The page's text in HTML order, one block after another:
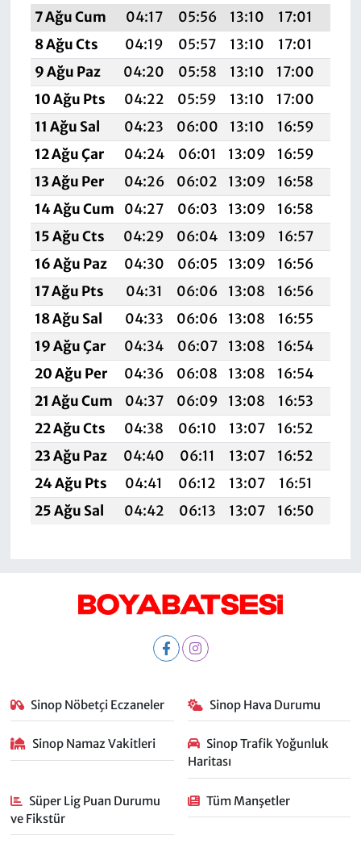
7 Ağu Cum
04:17 05:56 13:10 17:01
8 Ağu Cts
04:19 05:57 13:10 17:01
9 Ağu Paz
04:20 05:58 13:10 17:00
10 Ağu Pts
04:22 05:59 13:10 17:00
11 Ağu Sal
04:23 06:00 13:10 16:59
12 Ağu Çar
04:24 06:01 13:09 16:59
13 Ağu Per
04:26 06:02 13:09 16:58
14 Ağu Cum
04:27 06:03 13:09 16:58
15 Ağu Cts
04:29 06:04 13:09 16:57
16 Ağu Paz
04:30 06:05 13:09 16:56
17 Ağu Pts
04:31 06:06 13:08 16:56
18 Ağu Sal
04:33 06:06 13:08 16:55
19 Ağu Çar
04:34 06:07 13:08 16:54
20 Ağu Per
04:36 06:08 13:08 16:54
21 Ağu Cum
04:37 06:09 13:08 16:53
22 Ağu Cts
04:38 06:10 13:07 16:52
23 Ağu Paz
04:40 06:11 13:07 16:52
24 Ağu Pts
04:41 06:12 13:07 16:51
25 Ağu Sal
04:42 06:13 13:07 16:50
Sinop Nöbetçi Eczaneler Sinop Hava Durumu
Sinop Namaz Vakitleri
Sinop Trafik Yoğunluk
Haritası
Süper Lig Puan Durumu
ve Fikstür
Tüm Manşetler